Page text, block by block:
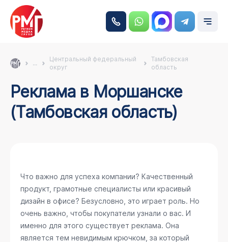
...
Центральный федеральный
округ
Тамбовская
область
Реклама в Моршанске
(Тамбовская область)
Что важно для успеха компании? Качественный
продукт, грамотные специалисты или красивый
дизайн в офисе? Безусловно, это играет роль. Но
очень важно, чтобы покупатели узнали о вас. И
именно для этого существует реклама. Она
является тем невидимым крючком, за который